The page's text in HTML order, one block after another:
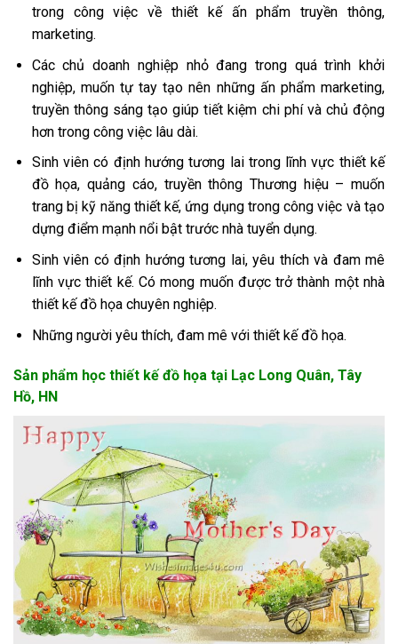
trong công việc về thiết kế ấn phẩm truyền thông,
marketing.
Các chủ doanh nghiệp nhỏ đang trong quá trình khởi
nghiệp, muốn tự tay tạo nên những ấn phẩm marketing,
truyền thông sáng tạo giúp tiết kiệm chi phí và chủ động
hơn trong công việc lâu dài.
Sinh viên có định hướng tương lai trong lĩnh vực thiết kế
đồ họa, quảng cáo, truyền thông Thương hiệu – muốn
trang bị kỹ năng thiết kế, ứng dụng trong công việc và tạo
dựng điểm mạnh nổi bật trước nhà tuyển dụng.
Sinh viên có định hướng tương lai, yêu thích và đam mê
lĩnh vực thiết kế. Có mong muốn được trở thành một nhà
thiết kế đồ họa chuyên nghiệp.
Những người yêu thích, đam mê với thiết kế đồ họa.
Sản phẩm học thiết kế đồ họa tại Lạc Long Quân, Tây
Hồ, HN